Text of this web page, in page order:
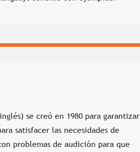
se creó en 1980 para garantizar
satisfacer las necesidades de
problemas de audición para que